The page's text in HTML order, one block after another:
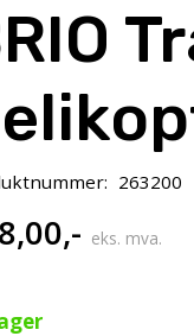
263200
,- eks. mva.